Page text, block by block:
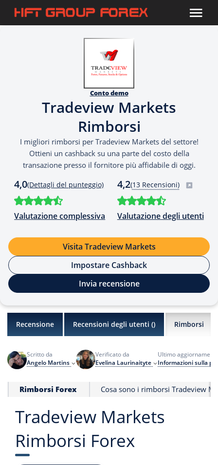
Conto demo
Tradeview Markets
Rimborsi
I migliori rimborsi per Tradeview Markets del settore!
Ottieni un cashback su una parte del costo della
transazione presso il fornitore più affidabile di oggi.
4,0(Dettagli del punteggio)
Valutazione complessiva
4,2(13 Recensioni)
Valutazione degli utenti
Visita Tradeview Markets
Impostare Cashback
Invia recensione
Recensione Recensioni degli utenti () Rimborsi
Scritto da
Angelo Martins
Verificato da
Evelina Laurinaityte
Ultimo
Informazioni sulla
Rimborsi Forex Cosa sono i rimborsi Tradeview
Tradeview Markets
Rimborsi Forex